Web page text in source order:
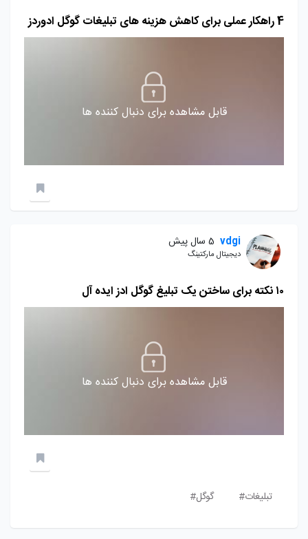
4 راهکار عملی برای کاهش هزینه های تبلیغات گوگل ادوردز
قابل مشاهده برای دنبال کننده ها
vdgi 5 سال پیش
دیجیتال مارکتینگ
۱۰ نکته برای ساختن یک تبلیغ گوگل ادز ایده آل
قابل مشاهده برای دنبال کننده ها
تبلیغات# گوگل#